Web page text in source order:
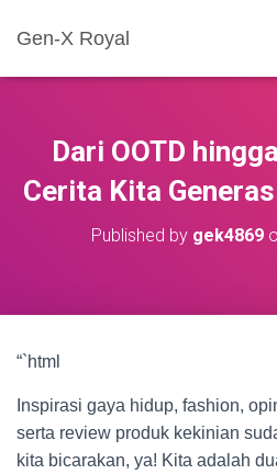
Gen-X Royal
Dari OOTD
Cerita Kita
Published by gek4869
“`html
Inspirasi gaya hidup, fashion,
serta review produk kekinian
kita bicarakan, ya! Kita adalah